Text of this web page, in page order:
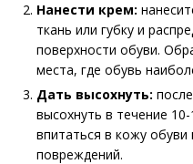
Нанести крем:
ткань или губку и
поверхности обуви.
места, где обувь
Дать высохнуть:
высохнуть в течение
впитаться в кожу
повреждений.